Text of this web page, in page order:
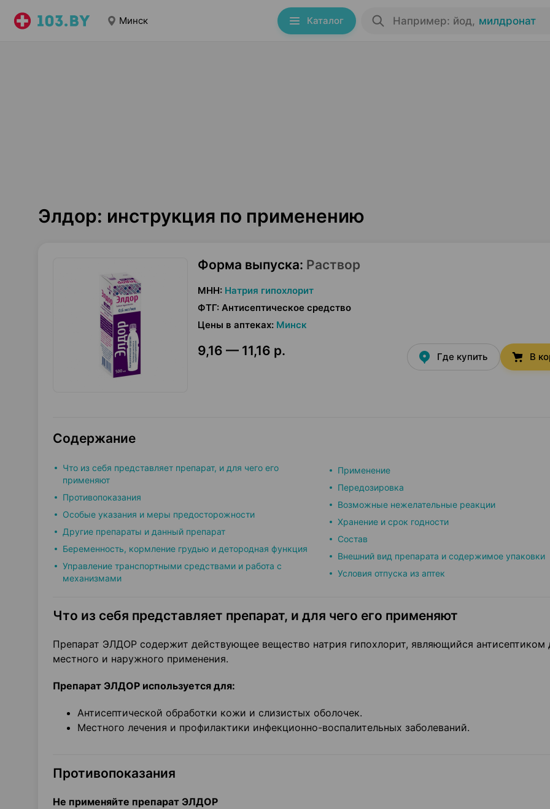
Минск Каталог Например: йод, милдронат
Элдор: инструкция по применению
Форма выпуска: Раствор
МНН: Натрия гипохлорит
ФТГ: Антисептическое средство
Цены в аптеках: Минск
9,16 — 11,16 р. Где купить В
Содержание
Что из себя представляет препарат, и для чего его
применяют
Противопоказания
Особые указания и меры предосторожности
Другие препараты и данный препарат
Беременность, кормление грудью и детородная функция
Управление транспортными средствами и работа с
механизмами
Применение
Передозировка
Возможные нежелательные реакции
Хранение и срок годности
Состав
Внешний вид препарата и содержимое упаковки
Условия отпуска из аптек
Что из себя представляет препарат, и для чего его применяют
Препарат ЭЛДОР содержит действующее вещество натрия гипохлорит, являющийся антисептиком
местного и наружного применения.
Препарат ЭЛДОР используется для:
Антисептической обработки кожи и слизистых оболочек.
Местного лечения и профилактики инфекционно-воспалительных заболеваний.
Противопоказания
Не применяйте препарат ЭЛДОР